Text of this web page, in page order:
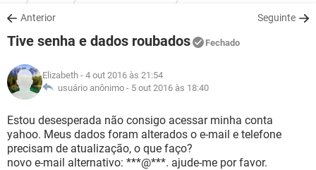
OUTLOOK
INSTAGRAM GMAIL
GUIA DE COMPRAS
JOGOS WHATSAPP
INSTAGRAM
GUIA DE COMPRAS
DOWNLOADS
JOGOS WHATSAPP
CELULAR
OUTLOOK EXCEL
INSTAGRAM
GUIA DE COMPRAS
JOGOS
CELULAR
OUTLOOK EXCEL
INSTAGRAM GMAIL
GLOSSÁRIO
CELULAR FACEBOOK
OUTLOOK EXCEL
Anterior Seguinte
Tive senha e dados roubados Fechado
Elizabeth - 4 out 2016 às 21:54
usuário anônimo - 5 out 2016 às 18:40
Estou desesperada não consigo acessar minha conta
yahoo. Meus dados foram alterados o e-mail e telefone
precisam de atualização, o que faço?
novo e-mail alternativo: ***@***. ajude-me por favor.